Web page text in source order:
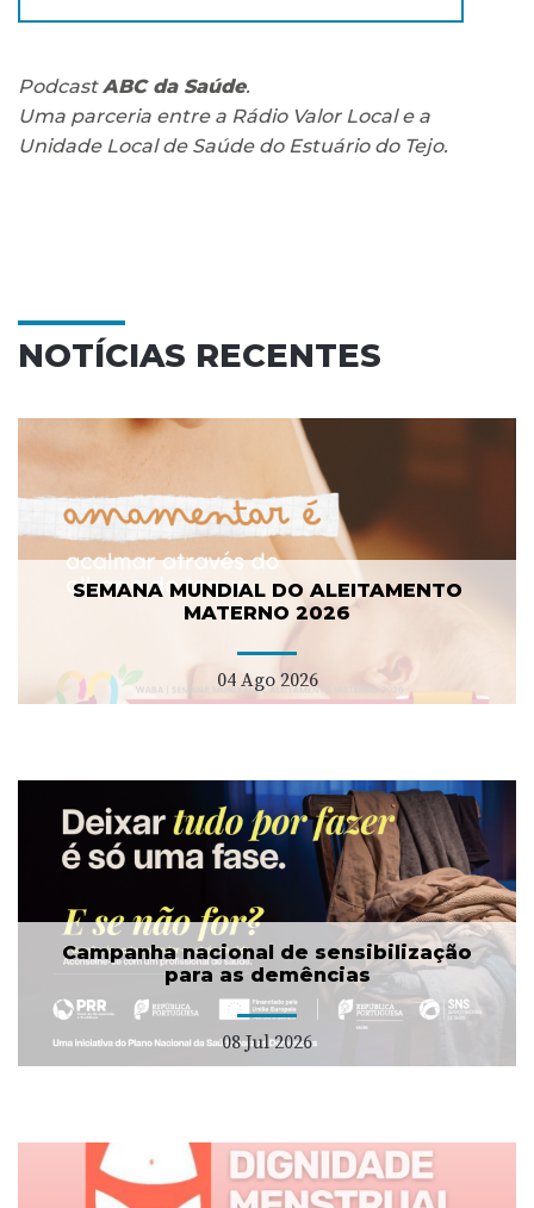
PodcastABC da Saúde.
Uma parceria entre a Rádio Valor Local e a
Unidade Local de Saúde do Estuário do Tejo.
NOTÍCIAS RECENTES
SEMANA MUNDIAL DO ALEITAMENTO
MATERNO 2026
04 Ago 2026
Campanha nacional de sensibilização
para as demências
08 Jul 2026